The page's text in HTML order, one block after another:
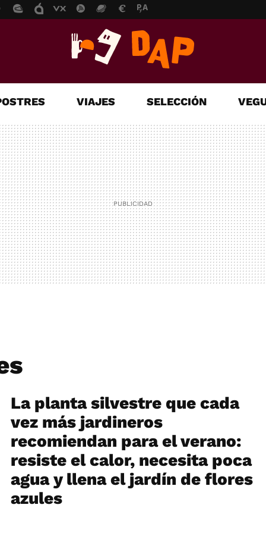
VIAJES SELECCIÓN
La planta silvestre que cada
vez más jardineros
recomiendan para el verano:
resiste el calor, necesita poca
agua y llena el jardín de flores
azules